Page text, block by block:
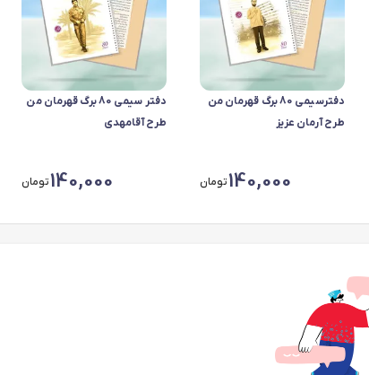
دفترسیمی 80 برگ قهرمان من
طرح آرمان عزیز
140,000تومان
دفتر سیمی 80 برگ قهرمان من
طرح آقامهدی
140,000تومان